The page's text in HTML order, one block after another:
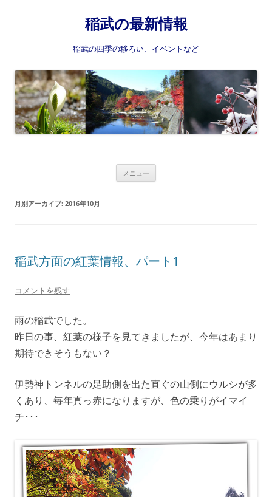
稲武の最新情報
稲武の四季の移ろい、イベントなど
メニュー
プ
月別アーカイブ: 2016年10月
稲武方面の紅葉情報、パート1
コメントを残す
雨の稲武でした。
昨日の事、紅葉の様子を見てきましたが、今年はあまり
期待できそうもない？
伊勢神トンネルの足助側を出た直ぐの山側にウルシが多
くあり、毎年真っ赤になりますが、色の乗りがイマイ
チ･･･